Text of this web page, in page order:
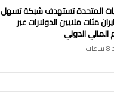
المتحدة تستهدف شبكة تسهل
مئات ملايين الدولارات عبر
المالي الدولي